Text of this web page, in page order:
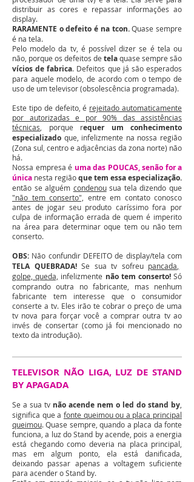
distribuir as cores e repassar informações ao
display.
RARAMENTE o defeito é na tcon.Quase sempre
é na tela.
Pelo modelo da tv, é possível dizer se é tela ou
não, porque os defeitos de telaquase sempre são
vícios de fabrica. Defeitos que já são esperados
para aquele modelo, de acordo com o tempo de
uso de um televisor (obsolescência programada).
Este tipo de defeito, é rejeitado automaticamente
por autorizadas e por 90% das assistências
técnicas , porque requer um conhecimento
especializado que, infelizmente na nossa região
(Zona sul, centro e adjacências da zona norte) não
há.
Nossa empresa é uma das POUCAS, senão for a
única nesta regiãoque tem essa especialização.
então se alguém condenousua tela dizendo que
"não tem conserto",
entre em contato conosco
antes de jogar seu produto caríssimo fora por
culpa de informação errada de quem é imperito
na área para determinar oque tem ou não tem
conserto.
OBS: Não confundir DEFEITO de display/tela com
TELA QUEBRADA!Se sua tv sofreu pancada,
golpe, queda, infelizmente não tem conserto!Só
comprando outra no fabricante, mas nenhum
fabricante tem interesse que o consumidor
conserte a tv. Eles irão te cobrar o preço de uma
tv nova para forçar você a comprar outra tv ao
invés de consertar (como já foi mencionado no
texto da introdução).
TELEVISOR NÃO LIGA, LUZ DE STAND
BY APAGADA
Se a sua tv não acende nem o led do stand by
significa que a fonte queimou ou a placa principal
queimou. Quase sempre, quando a placa da fonte
funciona, a luz do Stand by acende, pois a energia
está chegando como deveria na placa principal,
mas em algum ponto, ela está danificada,
deixando passar apenas a voltagem suficiente
para acender o Stand by.